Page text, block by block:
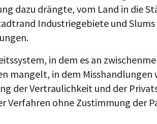
dazu drängte, vom Land in die
Industriegebiete und
in dem es an
mangelt, in dem Misshandlungen
der Vertraulichkeit und der
Verfahren ohne Zustimmung der